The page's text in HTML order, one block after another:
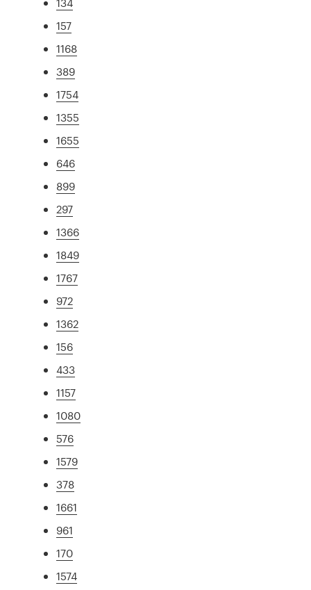
157
1168
389
1754
1355
1655
646
899
297
1366
1849
1767
972
1362
156
433
1157
1080
576
1579
378
1661
961
170
1574